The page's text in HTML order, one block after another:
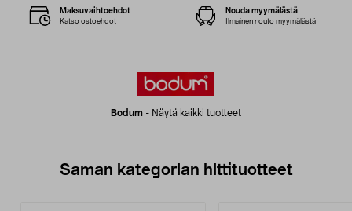
Bodum - Näytä kaikki tuotteet
Maksuvaihtoehdot
Katso ostoehdot
Nouda myymälästä
Ilmainen nouto myymälästä
Saman kategorian hittituotteet